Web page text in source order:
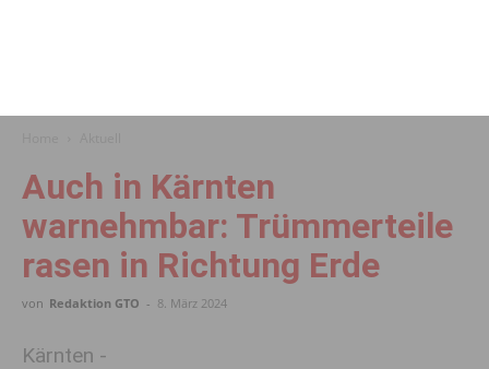
Auch in Kärnten
warnehmbar: Trümmerteile
rasen in Richtung Erde
von Redaktion GTO - 8. März 2024
Kärnten -